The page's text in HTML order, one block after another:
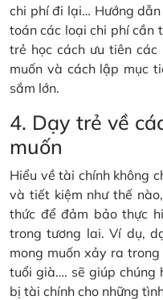
chi phí đi lại… Hướng
toán các loại chi phí cần
trẻ học cách ưu tiên
muốn và cách lập mục
sắm lớn.
4. Dạy trẻ về
muốn
Hiểu về tài chính không
và tiết kiệm như thế
thức để đảm bảo thực
trong tương lai. Ví dụ,
mong muốn xảy ra
tuổi già…. sẽ giúp chúng
bị tài chính cho những